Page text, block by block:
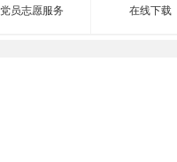
党员志愿服务 在线下载